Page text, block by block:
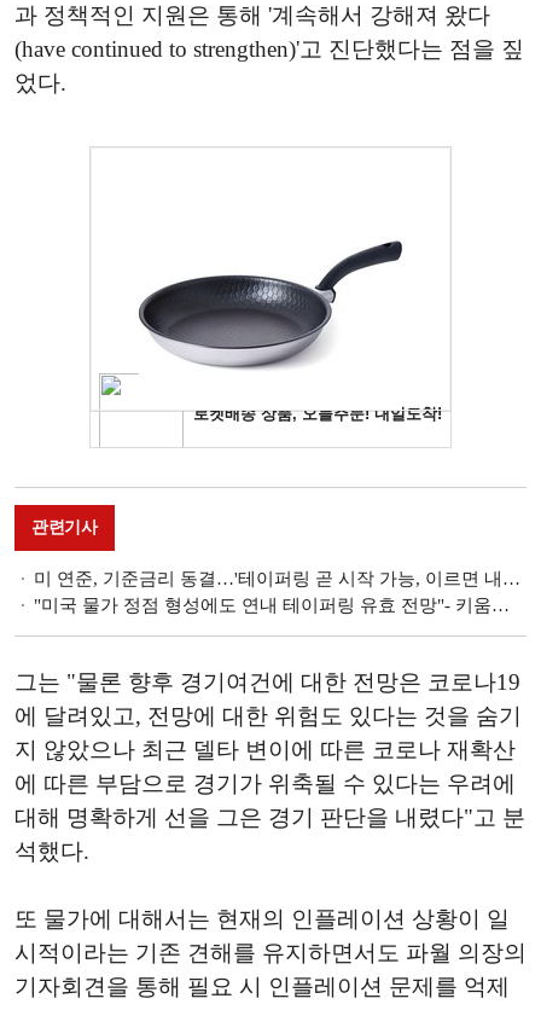
과 정책적인 지원은 통해 '계속해서 강해져 왔다
(have continued to strengthen)'고 진단했다는 점을 짚
었다.
관련기사
미 연준, 기준금리 동결…'테이퍼링 곧 시작 가능, 이르면 내년 금리인상' 시사
"미국 물가 정점 형성에도 연내 테이퍼링 유효 전망"- 키움증권
그는 "물론 향후 경기여건에 대한 전망은 코로나19
에 달려있고, 전망에 대한 위험도 있다는 것을 숨기
지 않았으나 최근 델타 변이에 따른 코로나 재확산
에 따른 부담으로 경기가 위축될 수 있다는 우려에
대해 명확하게 선을 그은 경기 판단을 내렸다"고 분
석했다.
또 물가에 대해서는 현재의 인플레이션 상황이 일
시적이라는 기존 견해를 유지하면서도 파월 의장의
기자회견을 통해 필요 시 인플레이션 문제를 억제